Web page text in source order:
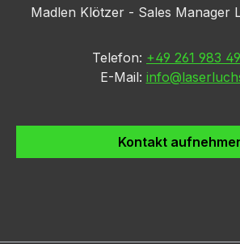
Madlen Klötzer - Sales Manager
Telefon: +49 261 983
E-Mail:
Kontakt